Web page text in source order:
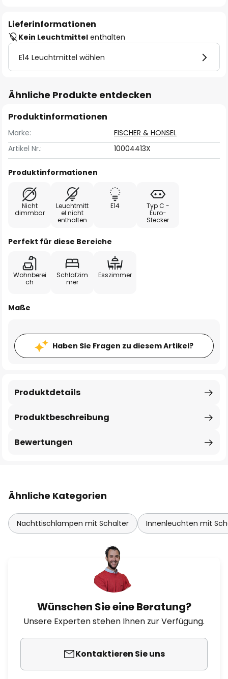
Lieferinformationen
Kein Leuchtmittel enthalten
E14 Leuchtmittel wählen
Ähnliche Produkte entdecken
Produktinformationen
Marke:
FISCHER & HONSEL
Artikel Nr.:
10004413X
Produktinformationen
Nicht
dimmbar
Leuchtmitt
el nicht
enthalten
E14
Typ C -
Euro-
Stecker
Perfekt für diese Bereiche
Wohnberei
ch
Schlafzim
mer
Esszimmer
Maße
Haben Sie Fragen zu diesem Artikel?
Produktbeschreibung
Produktdetails
Bewertungen
Ähnliche Kategorien
Nachttischlampen mit Schalter Innenleuchten mit
Wünschen Sie eine Beratung?
Unsere Experten stehen Ihnen zur Verfügung.
Kontaktieren Sie uns